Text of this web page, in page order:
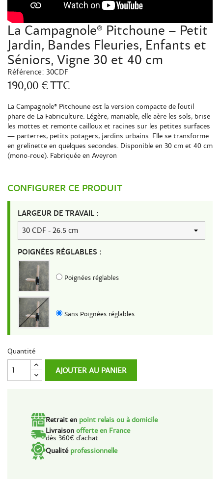
La Campagnole® Pitchoune – Petit
Jardin, Bandes Fleuries, Enfants et
Séniors, Vigne 30 et 40 cm
Référence: 30CDF
190,00 €TTC
La Campagnole® Pitchoune est la version compacte de l'outil
phare de La Fabriculture. Légère, maniable, elle aère les sols, brise
les mottes et remonte cailloux et racines sur les petites surfaces
— parterres, petits potagers, jardins urbains. Elle se transforme
en grelinette en quelques secondes. Disponible en 30 cm et 40 cm
(mono-roue). Fabriquée en Aveyron
CONFIGURER CE PRODUIT
LARGEUR DE TRAVAIL :
POIGNÉES RÉGLABLES :
Poignées réglables
Sans Poignées réglables
Quantité
AJOUTER AU PANIER
Retrait en point relais ou à domicile
Livraison offerte en France
dès 360€ d'achat
Qualité professionnelle